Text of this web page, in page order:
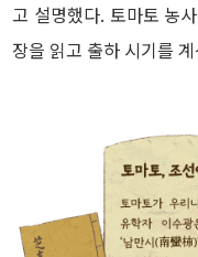
고 설명했다. 토마토 농
장을 읽고 출하 시기를